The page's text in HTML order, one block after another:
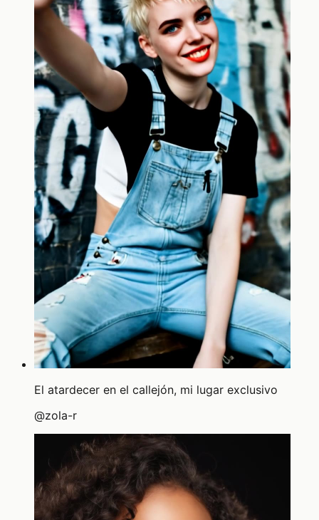
El atardecer en el callejón, mi lugar exclusivo
@zola-r